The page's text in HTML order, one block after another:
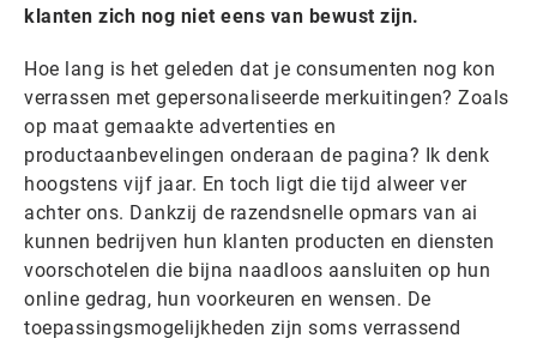
klanten zich nog niet eens van bewust zijn.
Hoe lang is het geleden dat je consumenten nog kon
verrassen met gepersonaliseerde merkuitingen? Zoals
op maat gemaakte advertenties en
productaanbevelingen onderaan de pagina? Ik denk
hoogstens vijf jaar. En toch ligt die tijd alweer ver
achter ons. Dankzij de razendsnelle opmars van ai
kunnen bedrijven hun klanten producten en diensten
voorschotelen die bijna naadloos aansluiten op hun
online gedrag, hun voorkeuren en wensen. De
toepassingsmogelijkheden zijn soms verrassend